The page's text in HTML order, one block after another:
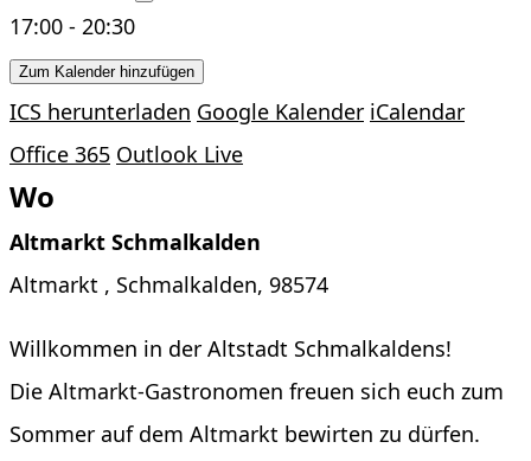
17:00 - 20:30
Zum Kalender hinzufügen
ICS herunterladen Google Kalender iCalendar
Office 365 Outlook Live
Wo
Altmarkt Schmalkalden
Altmarkt , Schmalkalden, 98574
Willkommen in der Altstadt Schmalkaldens!
Die Altmarkt-Gastronomen freuen sich euch zum
Sommer auf dem Altmarkt bewirten zu dürfen.